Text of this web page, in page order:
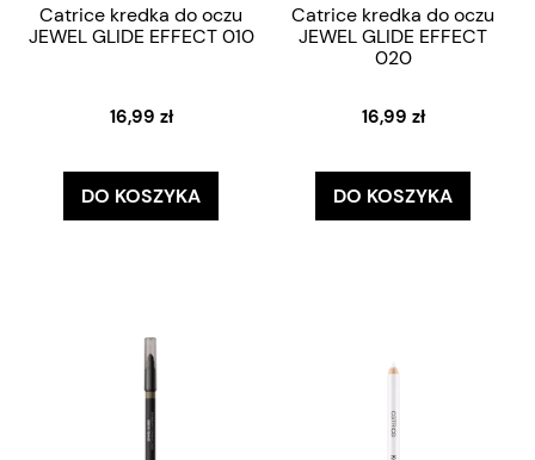
Catrice kredka do oczu
JEWEL GLIDE EFFECT 010
16,99 zł
DO KOSZYKA
Catrice kredka do oczu
JEWEL GLIDE EFFECT
020
16,99 zł
DO KOSZYKA